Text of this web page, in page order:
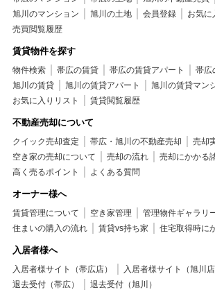
旭川のマンション
旭川の土地 会員登録
お気に
売買閲覧履歴
賃貸物件を探す
物件検索 帯広の賃貸 帯広の賃貸アパート
帯広
旭川の賃貸
旭川の賃貸アパート
旭川の賃貸マン
お気に入りリスト
賃貸閲覧履歴
不動産売却について
クイック売却査定 帯広・旭川の不動産売却
売却
空き家の売却について
売却の流れ
売却にかかる
高く売るポイント
よくある質問
オーナー様へ
賃貸管理について 空き家管理 管理物件ギャラリ
住まいの購入の流れ
賃貸vs持ち家 住宅取得時に
入居者様へ
入居者様サイト（帯広店）
入居者様サイト（旭川店
退去受付（帯広）
退去受付（旭川）